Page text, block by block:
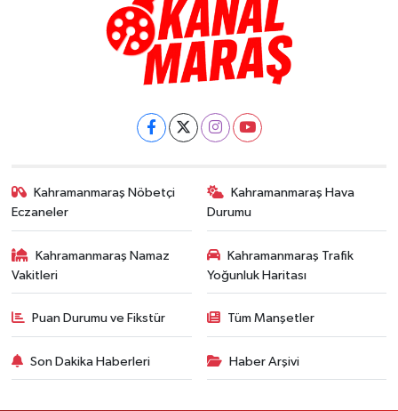
Kahramanmaraş Nöbetçi
Eczaneler
Kahramanmaraş Hava
Durumu
Kahramanmaraş Namaz
Vakitleri
Kahramanmaraş Trafik
Yoğunluk Haritası
Puan Durumu ve Fikstür Tüm Manşetler
Son Dakika Haberleri Haber Arşivi